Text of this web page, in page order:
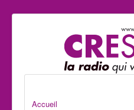
Accueil